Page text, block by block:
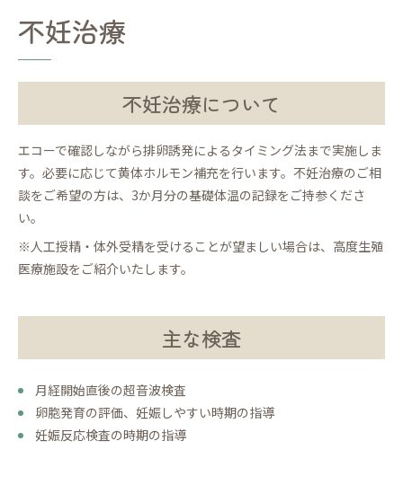
不妊治療
不妊治療について
エコーで確認しながら排卵誘発によるタイミング法まで実施しま
す。必要に応じて黄体ホルモン補充を行います。不妊治療のご相
談をご希望の方は、3か月分の基礎体温の記録をご持参くださ
い。
※人工授精・体外受精を受けることが望ましい場合は、高度生殖
医療施設をご紹介いたします。
主な検査
月経開始直後の超音波検査
卵胞発育の評価、妊娠しやすい時期の指導
妊娠反応検査の時期の指導